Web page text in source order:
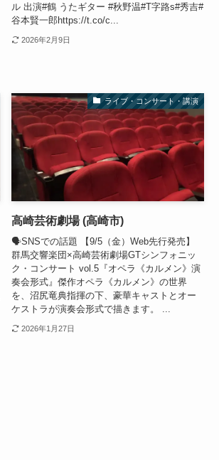
ル 出演#鶴 うたギター #秋野温#T字路s#秀吉#
谷本賢一郎https://t.co/c...
2026年2月9日
ライブ・コンサート・講演
高崎芸術劇場 (高崎市)
🗣SNSでの話題 【9/5（金）Web先行発売】
群馬交響楽団×高崎芸術劇場GTシンフォニッ
ク・コンサート vol.5『オペラ《カルメン》演
奏会形式』傑作オペラ《カルメン》の世界
を、沼尻竜典指揮の下、豪華キャストとオー
ケストラが演奏会形式で描きます。 ...
2026年1月27日